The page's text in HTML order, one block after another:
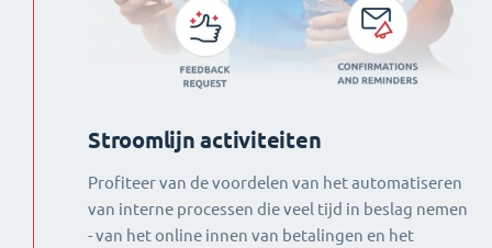
Stroomlijn activiteiten
Profiteer van de voordelen van het automatiseren
van interne processen die veel tijd in beslag nemen
- van het online innen van betalingen en het